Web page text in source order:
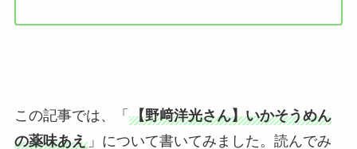
この記事では、「 【野﨑洋光さん】いかそうめん
の薬味あえ」について書いてみました。読んでみ